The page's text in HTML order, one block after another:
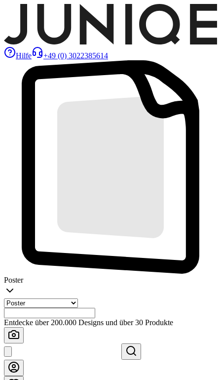
Hilfe +49 (0) 3022385614
Poster
Entdecke über 200.000 Designs und über 30 Produkte